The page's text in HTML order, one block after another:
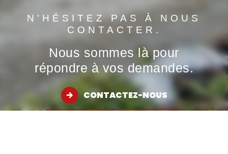
N'HÉSITEZ PAS À NOUS
CONTACTER.
Nous sommes là pour
répondre à vos demandes.
CONTACTEZ-NOUS